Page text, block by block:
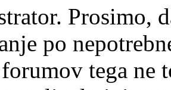
Prosimo,
po
tega ne